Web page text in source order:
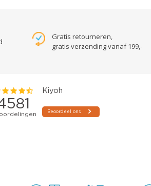
Gratis retourneren,
gratis verzending vanaf 199,-